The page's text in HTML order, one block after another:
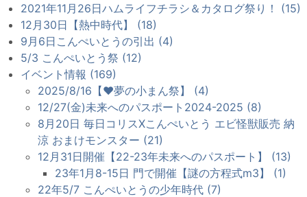
2021年11月26日ハムライフチラシ＆カタログ祭り！ (15)
12月30日【熱中時代】 (18)
9月6日こんぺいとうの引出 (4)
5/3 こんぺいとう祭 (12)
イベント情報 (169)
2025/8/16【♥夢の小まん祭】 (4)
12/27(金)未来へのパスポート2024-2025 (8)
8月20日 毎日コリスXこんぺいとう エビ怪獣販売 納
涼 おまけモンスター (21)
12月31日開催【22-23年未来へのパスポート】 (13)
23年1月8-15日 門で開催【謎の方程式m3】 (1)
22年5/7 こんぺいとうの少年時代 (7)